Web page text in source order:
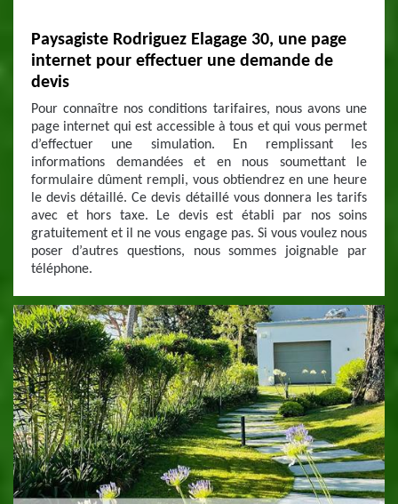
Paysagiste Rodriguez Elagage 30, une page
internet pour effectuer une demande de
devis
Pour connaître nos conditions tarifaires, nous avons une
page internet qui est accessible à tous et qui vous permet
d’effectuer une simulation. En remplissant les
informations demandées et en nous soumettant le
formulaire dûment rempli, vous obtiendrez en une heure
le devis détaillé. Ce devis détaillé vous donnera les tarifs
avec et hors taxe. Le devis est établi par nos soins
gratuitement et il ne vous engage pas. Si vous voulez nous
poser d’autres questions, nous sommes joignable par
téléphone.